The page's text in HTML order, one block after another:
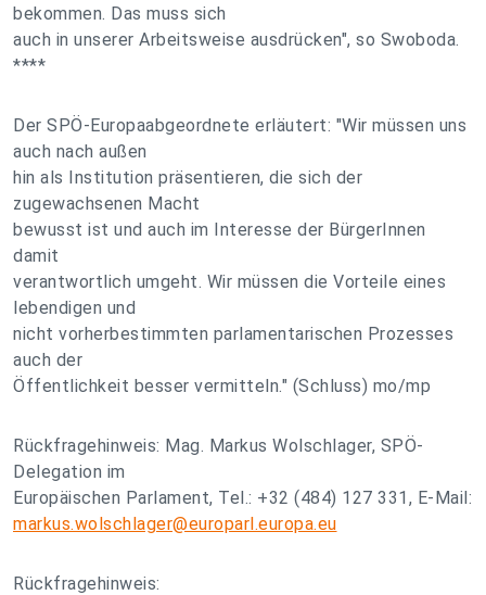
bekommen. Das muss sich
auch in unserer Arbeitsweise ausdrücken", so Swoboda.
****
Der SPÖ-Europaabgeordnete erläutert: "Wir müssen uns
auch nach außen
hin als Institution präsentieren, die sich der
zugewachsenen Macht
bewusst ist und auch im Interesse der BürgerInnen
damit
verantwortlich umgeht. Wir müssen die Vorteile eines
lebendigen und
nicht vorherbestimmten parlamentarischen Prozesses
auch der
Öffentlichkeit besser vermitteln." (Schluss) mo/mp
Rückfragehinweis: Mag. Markus Wolschlager, SPÖ-
Delegation im
Europäischen Parlament, Tel.: +32 (484) 127 331, E-Mail:
markus.wolschlager@europarl.europa.eu
Rückfragehinweis: